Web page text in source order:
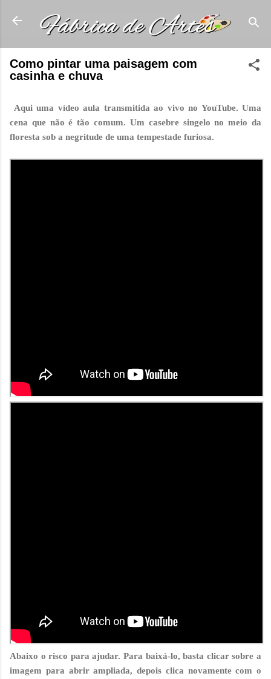
Pular para o conteúdo principal
Como pintar uma paisagem com
casinha e chuva
Aqui uma vídeo aula transmitida ao vivo no YouTube. Uma
cena que não é tão comum. Um casebre singelo no meio da
floresta sob a negritude de uma tempestade furiosa.
Abaixo o risco para ajudar. Para baixá-lo, basta clicar sobre a
imagem para abrir ampliada, depois clica novamente com o